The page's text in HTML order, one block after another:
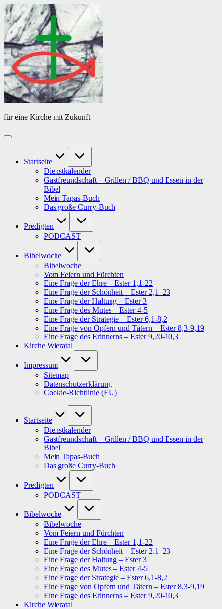
Skip
to
content
von
PfarrerB
für eine Kirche mit Zukunft
Startseite
Dienstkalender
Gastfreundschaft – Grillen / BBQ und Essen in der
Bibel
Mein Tapas-Buch
Das große Curry-Buch
Predigten
PODCAST
Bibelwoche
Bibelwoche
Vom Feiern und Fürchten
Eine Frage der Ehre – Ester 1,1-22
Eine Frage der Schönheit – Ester 2,1–23
Eine Frage der Haltung – Ester 3
Eine Frage des Mutes – Ester 4-5
Eine Frage der Strategie – Ester 6,1-8,2
Eine Frage von Opfern und Tätern – Ester 8,3-9,19
Eine Frage des Erinnerns – Ester 9,20-10,3
Kirche Wieratal
Impressum
Sitemap
Datenschutzerklärung
Cookie-Richtlinie (EU)
Startseite
Dienstkalender
Gastfreundschaft – Grillen / BBQ und Essen in der
Bibel
Mein Tapas-Buch
Das große Curry-Buch
Predigten
PODCAST
Bibelwoche
Bibelwoche
Vom Feiern und Fürchten
Eine Frage der Ehre – Ester 1,1-22
Eine Frage der Schönheit – Ester 2,1–23
Eine Frage der Haltung – Ester 3
Eine Frage des Mutes – Ester 4-5
Eine Frage der Strategie – Ester 6,1-8,2
Eine Frage von Opfern und Tätern – Ester 8,3-9,19
Eine Frage des Erinnerns – Ester 9,20-10,3
Kirche Wieratal